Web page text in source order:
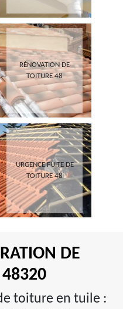
RÉNOVATION DE
TOITURE 48
URGENCE FUITE DE
TOITURE 48
DE
48320
toiture en tuile :